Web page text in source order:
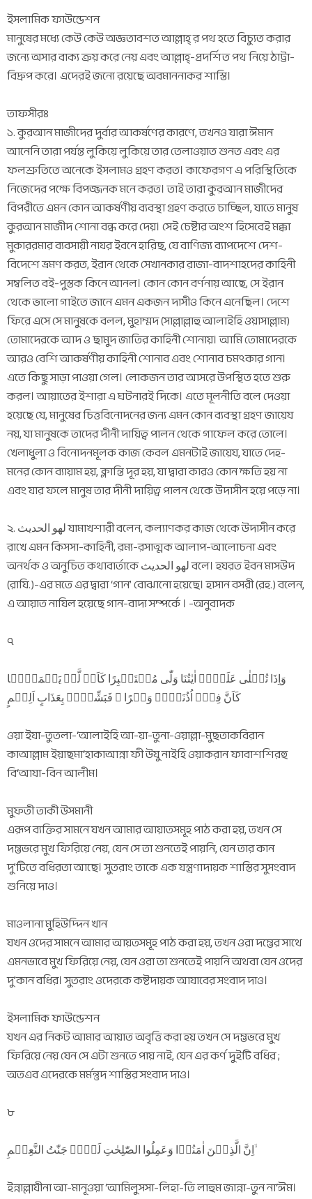
ইসলামিক ফাউন্ডেশন
মানুষের মধ্যে কেউ কেউ অজ্ঞতাবশত আল্লাহ্ র পথ হতে বিচ্যুত করার
জন্যে অসার বাক্য ক্রয় করে নেয় এবং আল্লাহ্-প্রদর্শিত পথ নিয়ে ঠাট্টা-
বিদ্রুপ করে। এদেরই জন্যে রয়েছে অবমাননাকর শাস্তি।
তাফসীরঃ
১. কুরআন মাজীদের দুর্বার আকর্ষণের কারণে, তখনও যারা ঈমান
আনেনি তারা পর্যন্ত লুকিয়ে লুকিয়ে তার তেলাওয়াত শুনত এবং এর
ফলশ্রুতিতে অনেকে ইসলামও গ্রহণ করত। কাফেরগণ এ পরিস্থিতিকে
নিজেদের পক্ষে বিপজ্জনক মনে করত। তাই তারা কুরআন মাজীদের
বিপরীতে এমন কোন আকর্ষণীয় ব্যবস্থা গ্রহণ করতে চাচ্ছিল, যাতে মানুষ
কুরআন মাজীদ শোনা বন্ধ করে দেয়। সেই চেষ্টার অংশ হিসেবেই মক্কা
মুকাররমার ব্যবসায়ী নাযর ইবনে হারিছ, যে বাণিজ্য ব্যাপদেশে দেশ-
বিদেশে ভ্রমণ করত, ইরান থেকে সেখানকার রাজা-বাদশাহদের কাহিনী
সম্বলিত বই-পুস্তক কিনে আনল। কোন কোন বর্ণনায় আছে, সে ইরান
থেকে ভালো গাইতে জানে এমন একজন দাসীও কিনে এনেছিল। দেশে
ফিরে এসে সে মানুষকে বলল, মুহাম্মদ (সাল্লাল্লাহু আলাইহি ওয়াসাল্লাম)
তোমাদেরকে আদ ও ছামুদ জাতির কাহিনী শোনায়। আমি তোমাদেরকে
আরও বেশি আকর্ষণীয় কাহিনী শোনাব এবং শোনাব চমৎকার গান।
এতে কিছু সাড়া পাওয়া গেল। লোকজন তার আসরে উপস্থিত হতে শুরু
করল। আয়াতের ইশারা এ ঘটনারই দিকে। এতে মূলনীতি বলে দেওয়া
হয়েছে যে, মানুষের চিত্তবিনোদনের জন্য এমন কোন ব্যবস্থা গ্রহণ জায়েয
নয়, যা মানুষকে তাদের দীনী দায়িত্ব পালন থেকে গাফেল করে তোলে।
খেলাধুলা ও বিনোদনমূলক কাজ কেবল এমনটাই জায়েয, যাতে দেহ-
মনের কোন ব্যায়াম হয়, ক্লান্তি দূর হয়, যা দ্বারা কারও কোন ক্ষতি হয় না
এবং যার ফলে মানুষ তার দীনী দায়িত্ব পালন থেকে উদাসীন হয়ে পড়ে না।
২. لهو الحديث যামাখশারী বলেন, কল্যাণকর কাজ থেকে উদাসীন করে
রাখে এমন কিসসা-কাহিনী, রম্য-রসাত্মক আলাপ-আলোচনা এবং
অনর্থক ও অনুচিত কথাবার্তাকে لهو الحديث বলে। হযরত ইবন মাসউদ
(রাযি.)-এর মতে এর দ্বারা ‘গান’ বোঝানো হয়েছে। হাসান বসরী (রহ.) বলেন,
এ আয়াত নাযিল হয়েছে গান-বাদ্য সম্পর্কে । -অনুবাদক
৭
وَاِذَا تُتۡلٰی عَلَیۡہِ اٰیٰتُنَا وَلّٰی مُسۡتَکۡبِرًا کَاَنۡ لَّمۡ یَسۡمَعۡہَا
کَاَنَّ فِیۡۤ اُذُنَیۡہِ وَقۡرًا ۚ فَبَشِّرۡہُ بِعَذَابٍ اَلِیۡمٍ
ওয়া ইযা-তুতলা-‘আলাইহি আ-য়া-তুনা-ওয়াল্লা-মুছতাকবিরান
কাআল্লাম ইয়াছমা‘হাকাআন্না ফী উযু নাইহি ওয়াকরান ফাবাশশিরহু
বি‘আযা-বিন আলীম।
মুফতী তাকী উসমানী
এরূপ ব্যক্তির সামনে যখন আমার আয়াতসমূহ পাঠ করা হয়, তখন সে
দম্ভভরে মুখ ফিরিয়ে নেয়, যেন সে তা শুনতেই পায়নি, যেন তার কান
দু’টিতে বধিরতা আছে। সুতরাং তাকে এক যন্ত্রণাদায়ক শাস্তির সুসংবাদ
শুনিয়ে দাও।
মাওলানা মুহিউদ্দিন খান
যখন ওদের সামনে আমার আয়তসমূহ পাঠ করা হয়, তখন ওরা দম্ভের সাথে
এমনভাবে মুখ ফিরিয়ে নেয়, যেন ওরা তা শুনতেই পায়নি অথবা যেন ওদের
দু’কান বধির। সুতরাং ওদেরকে কষ্টদায়ক আযাবের সংবাদ দাও।
ইসলামিক ফাউন্ডেশন
যখন এর নিকট আমার আয়াত অবৃত্তি করা হয় তখন সে দম্ভভরে মুখ
ফিরিয়ে নেয় যেন সে এটা শুনতে পায় নাই, যেন এর কর্ণ দুইটি বধির ;
অতএব এদেরকে মর্মন্তুদ শাস্তির সংবাদ দাও।
৮
اِنَّ الَّذِیۡنَ اٰمَنُوۡا وَعَمِلُوا الصّٰلِحٰتِ لَہُمۡ جَنّٰتُ النَّعِیۡمِ ۙ
ইন্নাল্লাযীনা আ-মানূওয়া ‘আমিলুসসা-লিহা-তি লাহুম জান্না-তুন না‘ঈম।